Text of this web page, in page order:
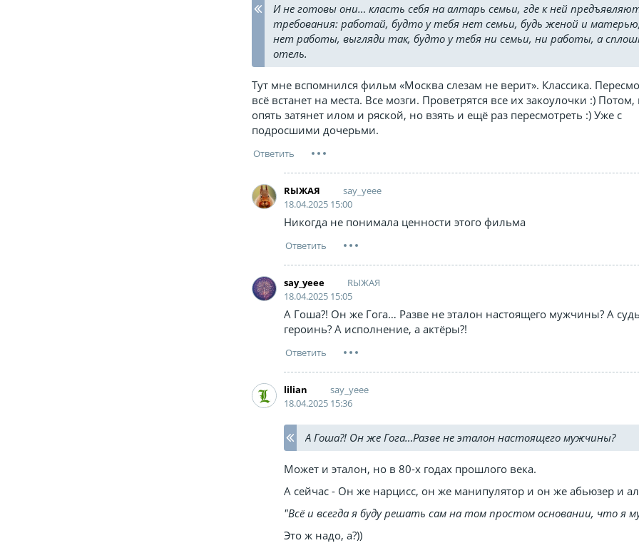
И не готовы они… класть себя на алтарь семьи, где к ней
требования: работай, будто у тебя нет семьи, будь женой и
нет работы, выгляди так, будто у тебя ни семьи, ни работы, а
отель.
Тут мне вспомнился фильм «Москва слезам не верит». Классика.
всё встанет на места. Все мозги. Проветрятся все их закоулочки :)
опять затянет илом и ряской, но взять и ещё раз пересмотреть :) Уже с
подросшими дочерьми.
RЫЖАЯ
say_yeee
18.04.2025 15:00
Никогда не понимала ценности этого фильма
say_yeee
RЫЖАЯ
18.04.2025 15:05
А Гоша?! Он же Гога… Разве не эталон настоящего мужчины? А
героинь? А исполнение, а актёры?!
lilian
say_yeee
18.04.2025 15:36
А Гоша?! Он же Гога…Разве не эталон настоящего мужчины?
Может и эталон, но в 80-х годах прошлого века.
А сейчас - Он же нарцисс, он же манипулятор и он же абьюзер и
"Всё и всегда я буду решать сам на том простом основании, что я
Это ж надо, а?))